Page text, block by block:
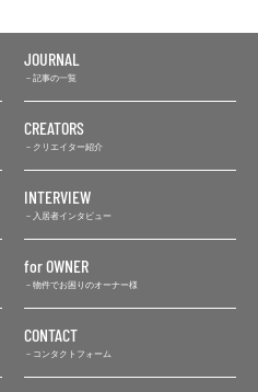
JOURNAL
記事の一覧
CREATORS
クリエイター紹介
INTERVIEW
入居者インタビュー
for OWNER
物件でお困りのオーナー様
CONTACT
コンタクトフォーム